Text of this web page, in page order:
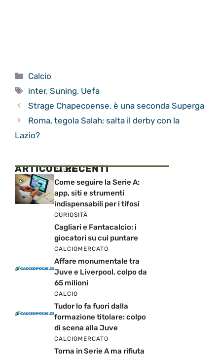
Categorie
Calcio
Tag
inter,Suning, Uefa
Strage Chapecoense, è una seconda Superga
Roma, tegola Salah: salta il derby con la
Lazio?
ARTICOLI RECENTI
CALCIO
Come seguire la Serie A:
app, siti e strumenti
indispensabili per i tifosi
CURIOSITÀ
Cagliari e Fantacalcio: i
giocatori su cui puntare
CALCIOMERCATO
Affare monumentale tra
Juve e Liverpool, colpo da
65 milioni
CALCIO
Tudor lo fa fuori dalla
formazione titolare: colpo
di scena alla Juve
CALCIOMERCATO
Torna in Serie A ma rifiuta